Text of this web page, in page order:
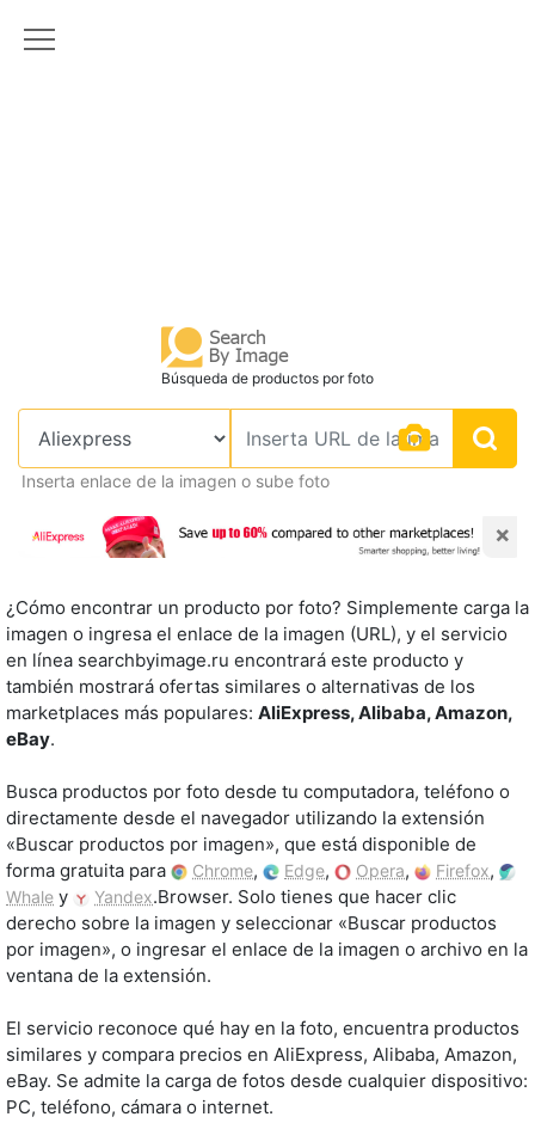
Búsqueda de productos por foto
Inserta enlace de la imagen o sube foto
×
¿Cómo encontrar un producto por foto? Simplemente carga la
imagen o ingresa el enlace de la imagen (URL), y el servicio
en línea searchbyimage.ru encontrará este producto y
también mostrará ofertas similares o alternativas de los
marketplaces más populares: AliExpress, Alibaba, Amazon,
eBay.
Busca productos por foto desde tu computadora, teléfono o
directamente desde el navegador utilizando la extensión
«Buscar productos por imagen», que está disponible de
forma gratuita para
Chrome, Edge, Opera, Firefox,
Whale y Yandex.Browser. Solo tienes que hacer clic
derecho sobre la imagen y seleccionar «Buscar productos
por imagen», o ingresar el enlace de la imagen o archivo en la
ventana de la extensión.
El servicio reconoce qué hay en la foto, encuentra productos
similares y compara precios en AliExpress, Alibaba, Amazon,
eBay. Se admite la carga de fotos desde cualquier dispositivo:
PC, teléfono, cámara o internet.